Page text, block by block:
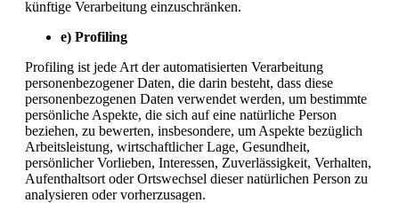
künftige Verarbeitung einzuschränken.
e) Profiling
Profiling ist jede Art der automatisierten Verarbeitung
personenbezogener Daten, die darin besteht, dass diese
personenbezogenen Daten verwendet werden, um bestimmte
persönliche Aspekte, die sich auf eine natürliche Person
beziehen, zu bewerten, insbesondere, um Aspekte bezüglich
Arbeitsleistung, wirtschaftlicher Lage, Gesundheit,
persönlicher Vorlieben, Interessen, Zuverlässigkeit, Verhalten,
Aufenthaltsort oder Ortswechsel dieser natürlichen Person zu
analysieren oder vorherzusagen.